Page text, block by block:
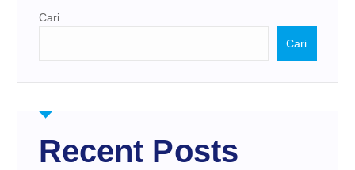
Cari
Cari
Recent Posts